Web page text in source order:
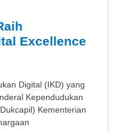
Excellence
Digital (IKD) yang
Kependudukan
Kementerian